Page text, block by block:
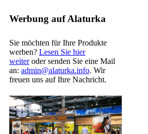
Werbung auf Alaturka
Sie möchten für Ihre Produkte
werben? Lesen Sie hier
weiteroder senden Sie eine Mail
an: admin@alaturka.info. Wir
freuen uns auf Ihre Nachricht.